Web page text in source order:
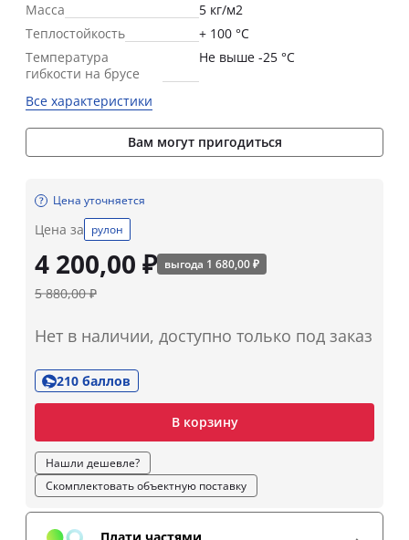
Масса
5 кг/м2
Теплостойкость
+ 100 °С
Температура
гибкости на брусе
Не выше -25 °С
Все характеристики
Вам могут пригодиться
Цена уточняется
Цена за рулон
4 200,00 ₽ выгода 1 680,00 ₽
5 880,00 ₽
Нет в наличии, доступно только под заказ
210 баллов
В корзину
Нашли дешевле?
Скомплектовать объектную поставку
Плати частями